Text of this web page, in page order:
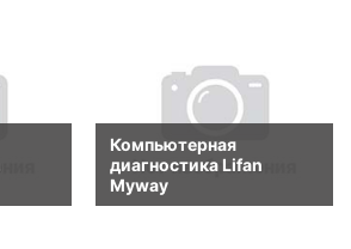
Компьютерная
диагностика Lifan
Myway